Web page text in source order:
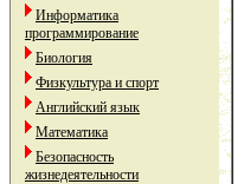
Информатика
программирование
Биология
Физкультура и спорт
Английский язык
Математика
Безопасность
жизнедеятельности